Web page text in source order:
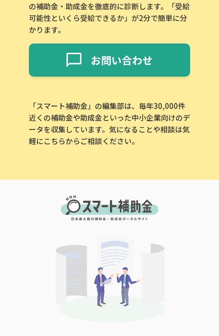
の補助金・助成金を徹底的に診断します。「受給
可能性といくら受給できるか」が2分で簡単に分
かります。
お問い合わせ
「スマート補助金」の編集部は、毎年30,000件
近くの補助金や助成金といった中小企業向けのデ
ータを収集しています。気になることや相談は気
軽にこちらからご相談ください。